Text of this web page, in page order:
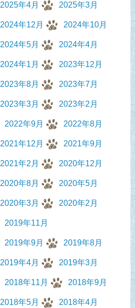
2025年4月 2025年3月
2024年12月 2024年10月
2024年5月 2024年4月
2024年1月 2023年12月
2023年8月 2023年7月
2023年3月 2023年2月
2022年9月 2022年8月
2021年12月 2021年9月
2021年2月 2020年12月
2020年8月 2020年5月
2020年3月 2020年2月
2019年11月
2019年9月 2019年8月
2019年4月 2019年3月
2018年11月 2018年9月
2018年5月 2018年4月